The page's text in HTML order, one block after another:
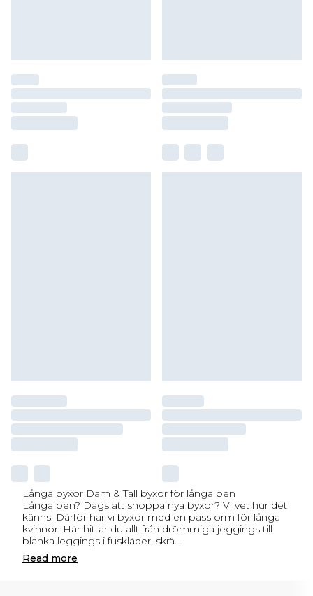
Långa byxor Dam & Tall byxor för långa ben
Långa ben? Dags att shoppa nya byxor? Vi vet hur det
känns. Därför har vi byxor med en passform för långa
kvinnor. Här hittar du allt från drömmiga jeggings till
blanka leggings i fuskläder, skrä...
Read more